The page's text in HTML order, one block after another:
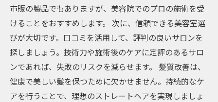
市販の製品でもありますが、美容院でのプロの施術を受
けることをおすすめします。 次に、信頼できる美容室選
びが大切です。口コミを活用して、評判の良いサロンを
探しましょう。技術力や施術後のケアに定評のあるサロ
ンであれば、失敗のリスクを減らせます。 髪質改善は、
健康で美しい髪を保つために欠かせません。持続的なケ
アを行うことで、理想のストレートヘアを実現しましょ